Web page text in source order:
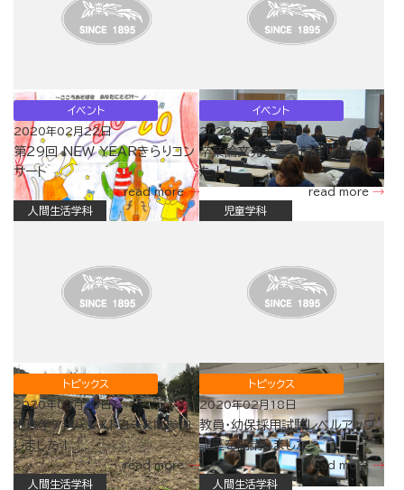
イベント
2020年02月22日
第29回 NEW YEARきらりコン
サート
read more
イベント
2020年02月20日
卒業論文発表会を開催しまし
た！！
read more
人間生活学科
トピックス
2020年02月20日
地域学アドバンストコースに参加
しました！
read more
児童学科
トピックス
2020年02月18日
教員・幼保採用試験レベルアップ
講座を開講しました
read more
人間生活学科
人間生活学科